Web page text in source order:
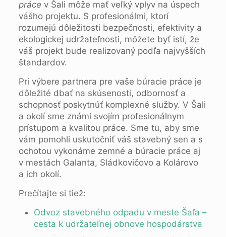
práce v Šali môže mať veľký vplyv na úspech
vášho projektu. S profesionálmi, ktorí
rozumejú dôležitosti bezpečnosti, efektivity a
ekologickej udržateľnosti, môžete byť istí, že
váš projekt bude realizovaný podľa najvyšších
štandardov.
Pri výbere partnera pre vaše búracie práce je
dôležité dbať na skúsenosti, odbornosť a
schopnosť poskytnúť komplexné služby. V Šali
a okolí sme známi svojím profesionálnym
prístupom a kvalitou práce. Sme tu, aby sme
vám pomohli uskutočniť váš stavebný sen a s
ochotou vykonáme zemné a búracie práce aj
v mestách Galanta, Sládkovičovo a Kolárovo
a ich okolí.
Prečítajte si tiež:
Odvoz stavebného odpadu v meste Šaľa –
cesta k udržateľnej obnove hospodárstva